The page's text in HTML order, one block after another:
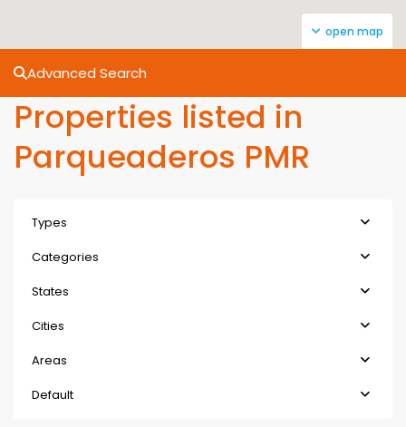
open map
Advanced Search
Properties listed in
Parqueaderos PMR
Types
Categories
States
Cities
Areas
Default